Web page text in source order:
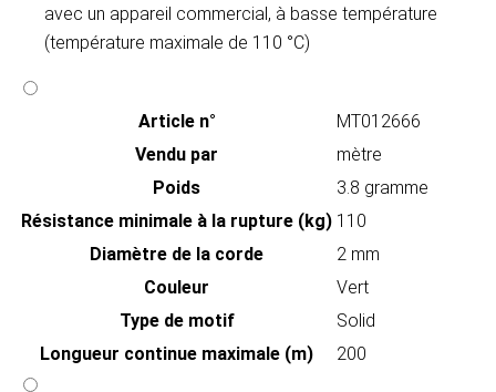
avec un appareil commercial, à basse température
(température maximale de 110 °C)
Article n°
MT012666
Vendu par
mètre
Poids
3.8 gramme
Résistance minimale à la rupture (kg) 110
Diamètre de la corde
2 mm
Couleur
Vert
Type de motif
Solid
Longueur continue maximale (m)
200